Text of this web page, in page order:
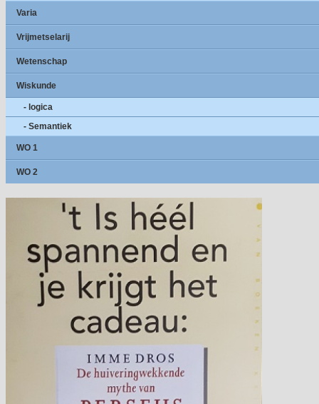
Varia
Vrijmetselarij
Wetenschap
Wiskunde
- logica
- Semantiek
WO 1
WO 2